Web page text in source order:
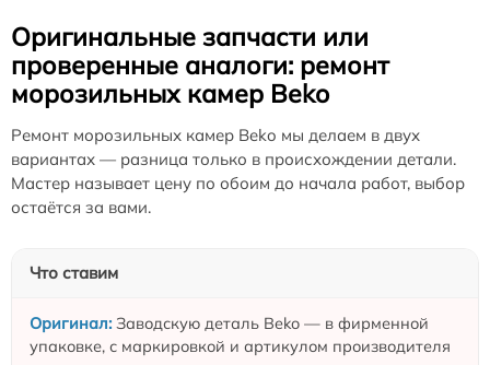
Оригинальные запчасти или
проверенные аналоги: ремонт
морозильных камер Beko
Ремонт морозильных камер Beko мы делаем в двух
вариантах — разница только в происхождении детали.
Мастер называет цену по обоим до начала работ, выбор
остаётся за вами.
Что ставим
Заводскую деталь Beko — в фирменной
упаковке, с маркировкой и артикулом производителя